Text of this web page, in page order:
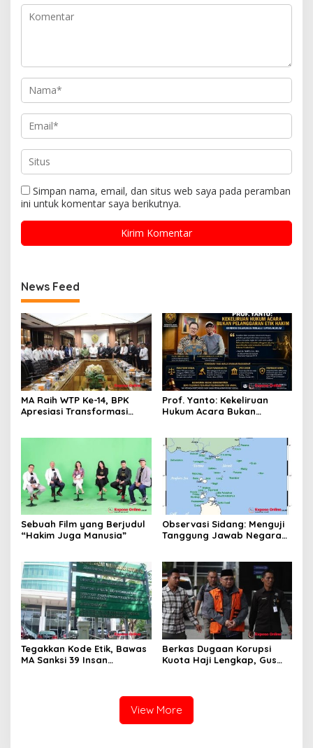
Simpan nama, email, dan situs web saya pada peramban
ini untuk komentar saya berikutnya.
News Feed
MA Raih WTP Ke-14, BPK
Apresiasi Transformasi
Prof. Yanto: Kekeliruan
Hukum Acara Bukan
Upaya Hukum
Sebuah Film yang Berjudul
“Hakim Juga Manusia”
Observasi Sidang: Menguji
Tanggung Jawab Negara
Tegakkan Kode Etik, Bawas
MA Sanksi 39 Insan
Berkas Dugaan Korupsi
Kuota Haji Lengkap, Gus
View More